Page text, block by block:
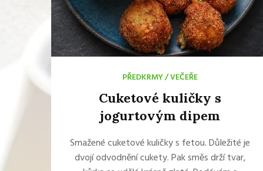
PŘEDKRMY/VEČEŘE
Cuketové kuličky s
jogurtovým dipem
Smažené cuketové kuličky s fetou. Důležité je
dvojí odvodnění cukety. Pak směs drží tvar,